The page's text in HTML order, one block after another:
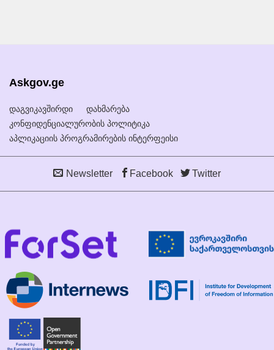
Askgov.ge
დაგვიკავშირდი
დახმარება
კონფიდენციალურობის პოლიტიკა
აპლიკაციის პროგრამირების ინტერფეისი
Newsletter Facebook Twitter